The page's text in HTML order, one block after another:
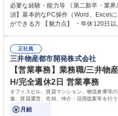
営事務局業務などにも幅広く携わっていただきます
入力業務】 ・医師（会員）の住所変
・年会費の徴収管理や入金データの照
年休120日/デスクワーク中心で残業少
必要な経験・能力等 《第二新卒・業
須】基本的なPC操作（Word、Excelに
ができる方 【魅力点】 ・年休120日以上に加え、9時～17時の「実働7時
整、資料作成、当日の運営サポート 学歴・資格 学歴：大学院 大学 語学
力： 資格：
正社員
三井物産都市開発株式会社
【営業事務】業務職/三井物
H/完全週休2日 営業事務
オフィスビル、賃貸マンション、物流倉庫等
進、賃貸運営、売却、仲介・活用提案等を行
ます。
月給